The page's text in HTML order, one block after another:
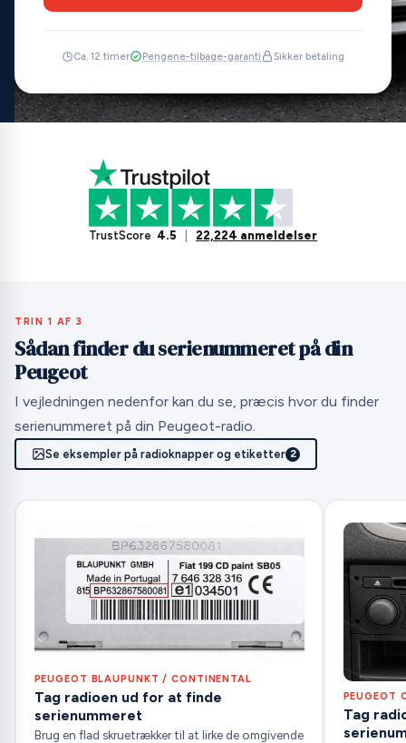
Ca. 12 timer Pengene-tilbage-garanti Sikker betaling
TrustScore 4.5 22,224 anmeldelser
TRIN 1 AF 3
Sådan finder du serienummeret på din
Peugeot
I vejledningen nedenfor kan du se, præcis hvor du finder
serienummeret på din Peugeot-radio.
Se eksempler på radioknapper og etiketter 2
PEUGEOT BLAUPUNKT / CONTINENTAL
Tag radioen ud for at finde
serienummeret
Brug en flad skruetrækker til at lirke de omgivende
PEUGEOT
Tag